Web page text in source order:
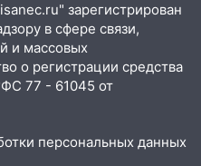
Свиягу в
открыть к
из Казани
1,1 млн рублей
зарегистрирован
в сфере связи,
и массовых
о регистрации средства
77 - 61045 от
персональных данных